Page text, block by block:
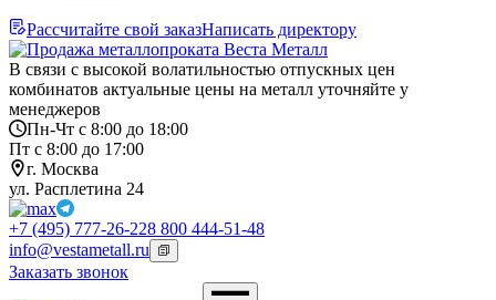
Рассчитайте свой заказНаписать директору
В связи с высокой волатильностью отпускных цен
комбинатов актуальные цены на металл уточняйте у
менеджеров
Пн-Чт с 8:00 до 18:00
Пт с 8:00 до 17:00
г. Москва
ул. Расплетина 24
+7 (495) 777-26-228 800 444-51-48
info@vestametall.ru
Заказать звонок